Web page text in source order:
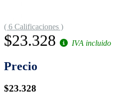
( 6 Calificaciones )
$23.328 IVA incluido
Precio
$23.328